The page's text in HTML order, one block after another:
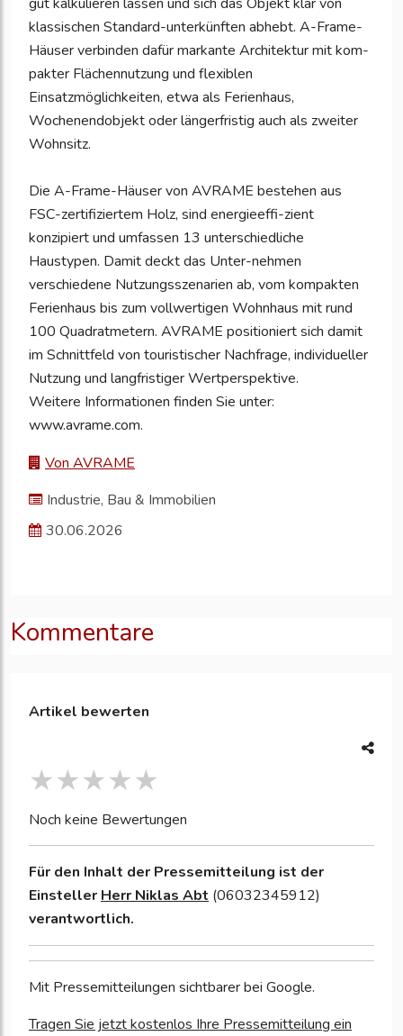
klassischen Standard-unterkünften abhebt. A-Frame-
Häuser verbinden dafür markante Architektur mit kom-
pakter Flächennutzung und flexiblen
Einsatzmöglichkeiten, etwa als Ferienhaus,
Wochenendobjekt oder längerfristig auch als zweiter
Wohnsitz.
Die A-Frame-Häuser von AVRAME bestehen aus
FSC-zertifiziertem Holz, sind energieeffi-zient
konzipiert und umfassen 13 unterschiedliche
Haustypen. Damit deckt das Unter-nehmen
verschiedene Nutzungsszenarien ab, vom kompakten
Ferienhaus bis zum vollwertigen Wohnhaus mit rund
100 Quadratmetern. AVRAME positioniert sich damit
im Schnittfeld von touristischer Nachfrage, individueller
Nutzung und langfristiger Wertperspektive.
Weitere Informationen finden Sie unter:
www.avrame.com.
Von AVRAME
Industrie, Bau & Immobilien
30.06.2026
Kommentare
Artikel bewerten
Noch keine Bewertungen
Für den Inhalt der Pressemitteilung ist der
Einsteller Herr Niklas Abt (06032345912)
verantwortlich.
Mit Pressemitteilungen sichtbarer bei Google.
Tragen Sie jetzt kostenlos Ihre Pressemitteilung ein